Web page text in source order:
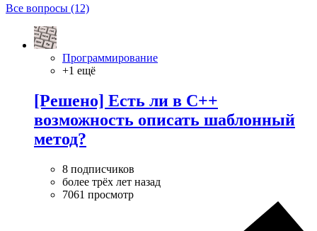
Все вопросы (12)
Программирование
+1 ещё
[Решено] Есть ли в C++
возможность описать шаблонный
метод?
8 подписчиков
более трёх лет назад
7061 просмотр